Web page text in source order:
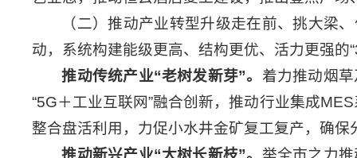
（二）推动产业转型升级走在前、挑大梁
动，系统构建能级更高、结构更优、活力更强的
推动传统产业“老树发新芽”。 着力推动烟
“5G＋工业互联网”融合创新，推动行业集成
整合盘活利用，力促小水井金矿复工复产，确
推动新兴产业“大树长新枝”。 举全市之力